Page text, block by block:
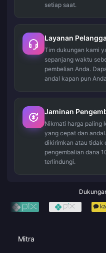
setiap saat.
Layanan
Tim dukungan kami
sepanjang waktu
pembelian Anda.
andal kapan pun
Jaminan
Nikmati harga paling
yang cepat dan
dikirimkan atau tidak
pengembalian dana
terlindungi.
Mitra